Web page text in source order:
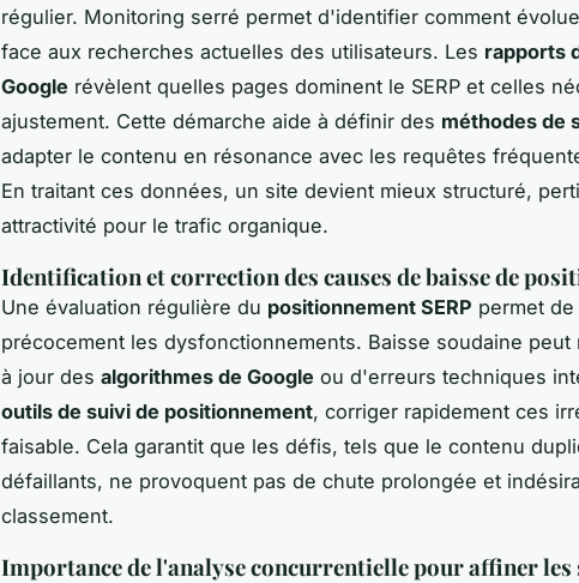
régulier. Monitoring serré permet d'identifier comment
face aux recherches actuelles des utilisateurs. Les rapports
Google révèlent quelles pages dominent le SERP et celles
ajustement. Cette démarche aide à définir des méthodes de
adapter le contenu en résonance avec les requêtes
En traitant ces données, un site devient mieux structuré,
attractivité pour le trafic organique.
Identification et correction des causes de baisse de
Une évaluation régulière du positionnement SERP permet
précocement les dysfonctionnements. Baisse soudaine
à jour des algorithmes de Google ou d'erreurs techniques
outils de suivi de positionnement, corriger rapidement ces
faisable. Cela garantit que les défis, tels que le contenu
défaillants, ne provoquent pas de chute prolongée et
classement.
Importance de l'analyse concurrentielle pour affiner les